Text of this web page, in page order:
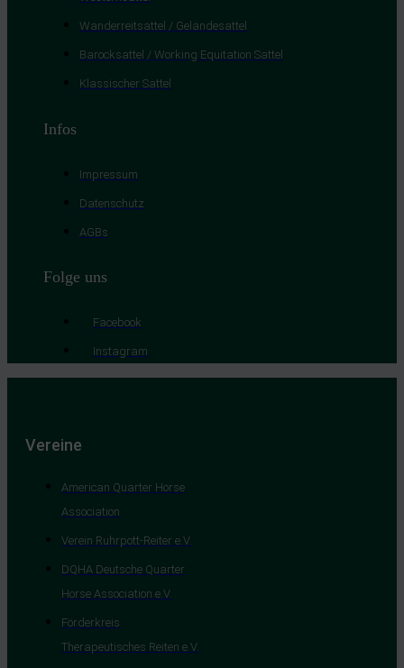
Wanderreitsattel / Geländesattel
Barocksattel / Working Equitation Sattel
Klassischer Sattel
Infos
Impressum
Datenschutz
AGBs
Folge uns
Facebook
Instagram
Vereine
American Quarter Horse
Association
Verein Ruhrpott-Reiter e.V.
DQHA Deutsche Quarter
Horse Association e.V.
Förderkreis
Therapeutisches Reiten e.V.